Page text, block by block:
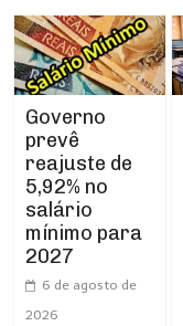
Governo
prevê
reajuste de
5,92% no
salário
mínimo para
2027
6 de agosto de
2026